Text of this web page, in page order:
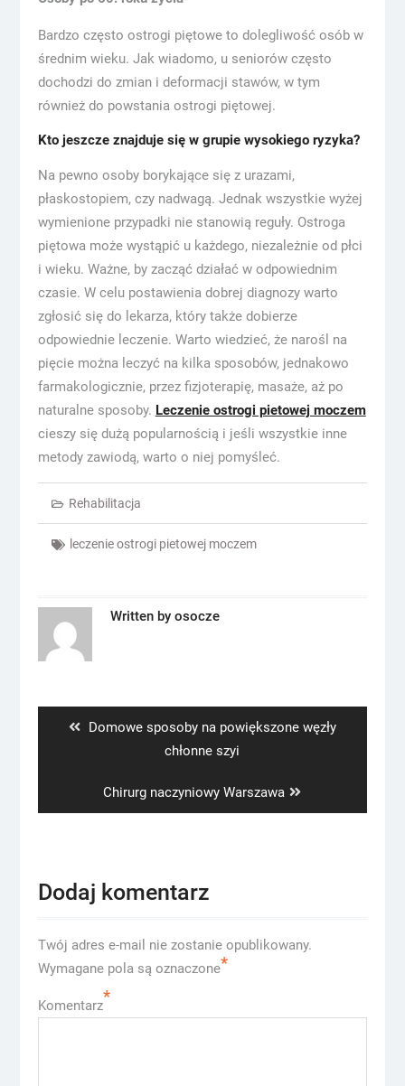
Bardzo często ostrogi piętowe to dolegliwość osób w
średnim wieku. Jak wiadomo, u seniorów często
dochodzi do zmian i deformacji stawów, w tym
również do powstania ostrogi piętowej.
Kto jeszcze znajduje się w grupie wysokiego ryzyka?
Na pewno osoby borykające się z urazami,
płaskostopiem, czy nadwagą. Jednak wszystkie wyżej
wymienione przypadki nie stanowią reguły. Ostroga
piętowa może wystąpić u każdego, niezależnie od płci
i wieku. Ważne, by zacząć działać w odpowiednim
czasie. W celu postawienia dobrej diagnozy warto
zgłosić się do lekarza, który także dobierze
odpowiednie leczenie. Warto wiedzieć, że narośl na
pięcie można leczyć na kilka sposobów, jednakowo
farmakologicznie, przez fizjoterapię, masaże, aż po
naturalne sposoby. Leczenie ostrogi pietowej moczem
cieszy się dużą popularnością i jeśli wszystkie inne
metody zawiodą, warto o niej pomyśleć.
Rehabilitacja
leczenie ostrogi pietowej moczem
Written by osocze
Previous
Domowe sposoby na powiększone węzły
chłonne szyi
Next
post:
Chirurg naczyniowy Warszawa
Dodaj komentarz
Twój adres e-mail nie zostanie opublikowany.
Wymagane pola są oznaczone*
Komentarz*